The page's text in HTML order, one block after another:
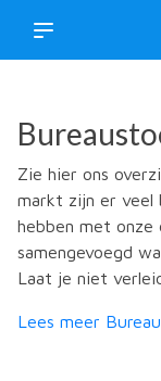
Zie hier ons
markt zijn er veel
hebben met onze
samengevoegd
Laat je niet
Lees meer